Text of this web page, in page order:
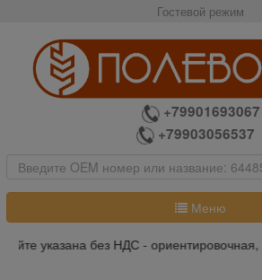
Гостевой режим
+79901693067
+79903056537
Меню
указана без НДС - ориентировочная,